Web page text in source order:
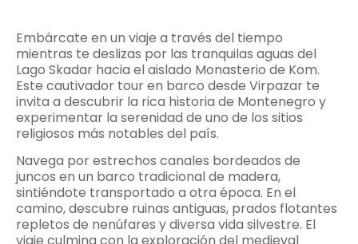
Embárcate en un viaje a través del tiempo
mientras te deslizas por las tranquilas aguas del
Lago Skadar hacia el aislado Monasterio de Kom.
Este cautivador tour en barco desde Virpazar te
invita a descubrir la rica historia de Montenegro y
experimentar la serenidad de uno de los sitios
religiosos más notables del país.
Navega por estrechos canales bordeados de
juncos en un barco tradicional de madera,
sintiéndote transportado a otra época. En el
camino, descubre ruinas antiguas, prados flotantes
repletos de nenúfares y diversa vida silvestre. El